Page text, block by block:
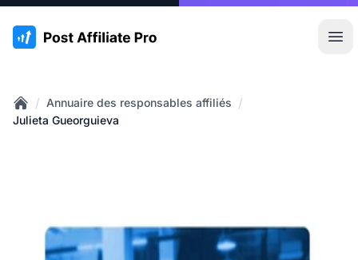
:site.title
Home
/ Annuaire des responsables affiliés /
Julieta Gueorguieva